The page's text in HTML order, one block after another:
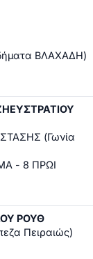
ΒΛΑΧΑΔΗ)
(Γωνία
- 8 ΠΡΩΙ
ΡΟΥΘ
Πειραιώς)